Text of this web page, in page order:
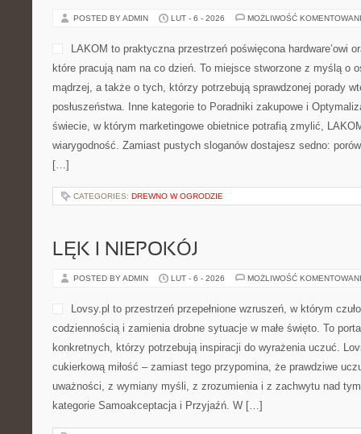
POSTED BY ADMIN LUT - 6 - 2026 MOŻLIWOŚĆ
LAKOM to praktyczna przestrzeń poświęcona hardware’owi
które pracują nam na co dzień. To miejsce stworzone z myślą o
mądrzej, a także o tych, którzy potrzebują sprawdzonej porady
posłuszeństwa. Inne kategorie to Poradniki zakupowe i
świecie, w którym marketingowe obietnice potrafią zmylić,
wiarygodność. Zamiast pustych sloganów dostajesz sedno:
[…]
CATEGORIES: DREWNO W OGRODZIE
LĘK I NIEPOKÓJ
POSTED BY ADMIN LUT - 6 - 2026 MOŻLIWOŚĆ
Lovsy.pl to przestrzeń przepełnione wzruszeń, w którym
codziennością i zamienia drobne sytuacje w małe święto. To
konkretnych, którzy potrzebują inspiracji do wyrażenia uczuć.
cukierkową miłość – zamiast tego przypomina, że prawdziwe
uważności, z wymiany myśli, z zrozumienia i z zachwytu nad
kategorie Samoakceptacja i Przyjaźń. W […]